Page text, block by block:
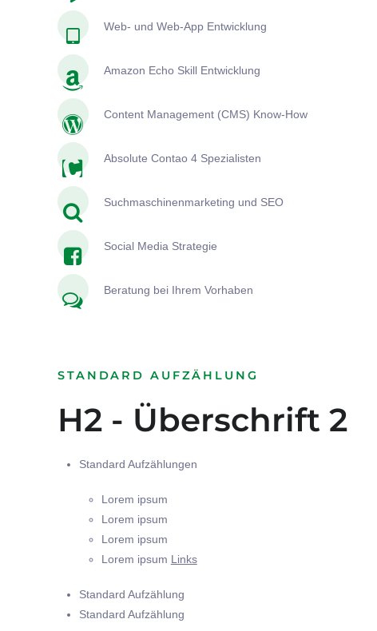
Web- und Web-App Entwicklung
Amazon Echo Skill Entwicklung
Content Management (CMS) Know-How
Absolute Contao 4 Spezialisten
Suchmaschinenmarketing und SEO
Social Media Strategie
Beratung bei Ihrem Vorhaben
STANDARD AUFZÄHLUNG
H2 - Überschrift 2
Standard Aufzählungen
Lorem ipsum
Lorem ipsum
Lorem ipsum
Lorem ipsum Links
Standard Aufzählung
Standard Aufzählung